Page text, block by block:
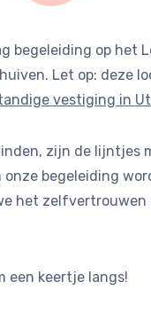
begeleiding op het
Let op: deze
vestiging in
zijn de
begeleiding
het
een keertje langs!